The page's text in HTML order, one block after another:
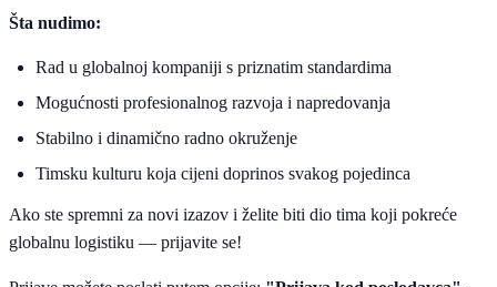
Šta nudimo:
Rad u globalnoj kompaniji s priznatim standardima
Mogućnosti profesionalnog razvoja i napredovanja
Stabilno i dinamično radno okruženje
Timsku kulturu koja cijeni doprinos svakog pojedinca
Ako ste spremni za novi izazov i želite biti dio tima koji pokreće
globalnu logistiku — prijavite se!